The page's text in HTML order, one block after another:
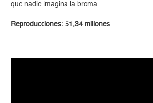
que nadie imagina la broma.
Reproducciones: 51,34 millones